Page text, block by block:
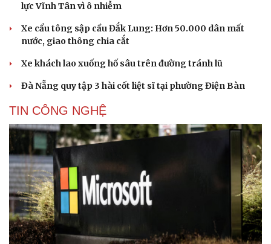
Cải chính
lực Vĩnh Tân vì ô nhiễm
Xe cẩu tông sập cầu Đắk Lung: Hơn 50.000 dân mất
nước, giao thông chia cắt
Xe khách lao xuống hố sâu trên đường tránh lũ
Đà Nẵng quy tập 3 hài cốt liệt sĩ tại phường Điện Bàn
TIN CÔNG NGHỆ